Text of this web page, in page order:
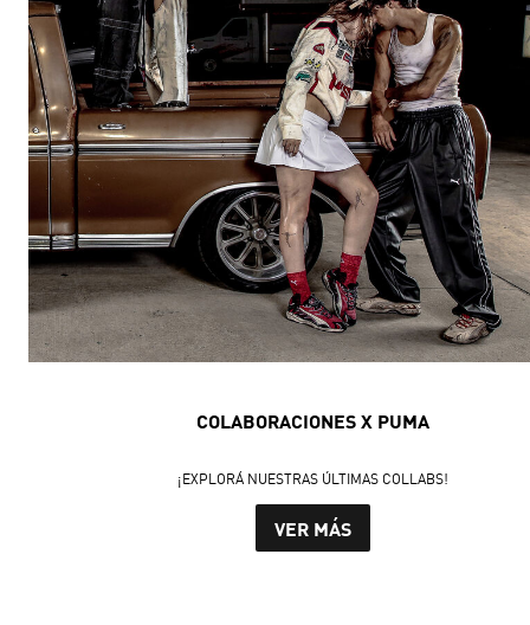
COLABORACIONES X PUMA
¡EXPLORÁ NUESTRAS ÚLTIMAS COLLABS!
VER MÁS